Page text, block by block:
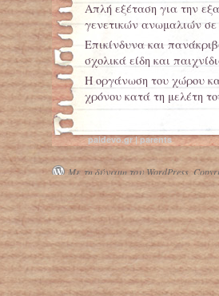
Απλή εξέταση για την
γενετικών ανωμαλιών
Επικίνδυνα και
σχολικά είδη και
Η οργάνωση του χώρου
χρόνου κατά τη μελέτη
paidevo.gr | parents
Με τη δύναμη του WordPress.